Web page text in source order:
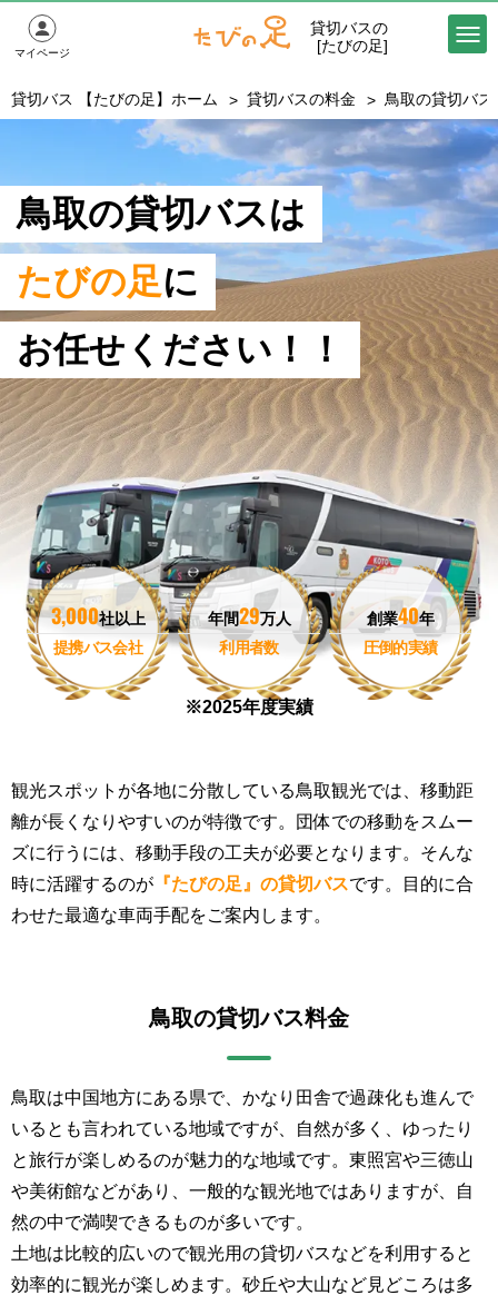
貸切バスの
[たびの足]
マイページ
貸切バス 【たびの足】ホーム 貸切バスの料金 鳥取の貸切バス
鳥取の貸切バスは
たびの足に
お任せください！！
3,000社以上
提携バス会社
年間29万人
利用者数
創業40年
圧倒的実績
観光スポットが各地に分散している鳥取観光では、移動距
離が長くなりやすいのが特徴です。団体での移動をスムー
ズに行うには、移動手段の工夫が必要となります。そんな
時に活躍するのが 『たびの足』の貸切バスです。目的に合
わせた最適な車両手配をご案内します。
鳥取の貸切バス料金
鳥取は中国地方にある県で、かなり田舎で過疎化も進んで
いるとも言われている地域ですが、自然が多く、ゆったり
と旅行が楽しめるのが魅力的な地域です。東照宮や三徳山
や美術館などがあり、一般的な観光地ではありますが、自
然の中で満喫できるものが多いです。
土地は比較的広いので観光用の貸切バスなどを利用すると
効率的に観光が楽しめます。砂丘や大山など見どころは多